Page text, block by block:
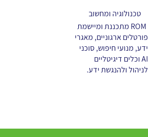
טכנולוגיה ומחשוב
ROM מתכננת ומיישמת
פורטלים ארגוניים, מאגרי
ידע, מנועי חיפוש, סוכני
AI וכלים דיגיטליים
לניהול ולהנגשת ידע.